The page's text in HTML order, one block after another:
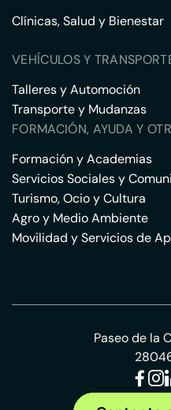
Clínicas, Salud y Bienestar
VEHÍCULOS Y
Talleres y Automoción
Transporte y Mudanzas
FORMACIÓN, AYUDA Y
Formación y Academias
Servicios Sociales y
Turismo, Ocio y Cultura
Agro y Medio Ambiente
Movilidad y Servicios de
Paseo de la